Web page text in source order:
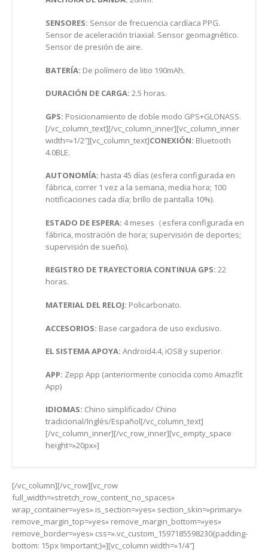
SENSORES: Sensor de frecuencia cardíaca PPG.
Sensor de aceleración triaxial. Sensor geomagnético.
Sensor de presión de aire.
BATERÍA: De polímero de litio 190mAh.
DURACIÓN DE CARGA: 2.5 horas.
GPS: Posicionamiento de doble modo GPS+GLONASS.
[/vc_column_text][/vc_column_inner][vc_column_inner
width=»1/2″][vc_column_text]CONEXIÓN: Bluetooth
4.0BLE.
AUTONOMÍA: hasta 45 días (esfera configurada en
fábrica, correr 1 vez a la semana, media hora; 100
notificaciones cada día; brillo de pantalla 10%).
ESTADO DE ESPERA: 4 meses（esfera configurada en
fábrica, mostración de hora; supervisión de deportes;
supervisión de sueño).
REGISTRO DE TRAYECTORIA CONTINUA GPS: 22
horas.
MATERIAL DEL RELOJ: Policarbonato.
ACCESORIOS: Base cargadora de uso exclusivo.
EL SISTEMA APOYA: Android4.4, iOS8 y superior.
APP: Zepp App (anteriormente conocida como Amazfit
App)
IDIOMAS: Chino simplificado/ Chino
tradicional/Inglés/Español[/vc_column_text]
[/vc_column_inner][/vc_row_inner][vc_empty_space
height=»20px»]
[/vc_column][/vc_row][vc_row
full_width=»stretch_row_content_no_spaces»
wrap_container=»yes» is_section=»yes» section_skin=»primary»
remove_margin_top=»yes» remove_margin_bottom=»yes»
remove_border=»yes» css=».vc_custom_1597185598230{padding-
bottom: 15px !important;}»][vc_column width=»1/4″]